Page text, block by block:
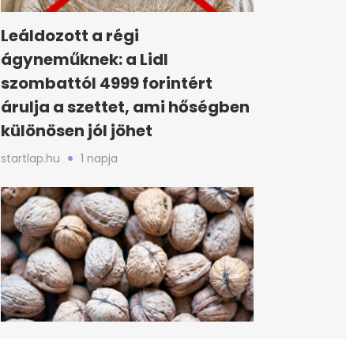
Leáldozott a régi
ágyneműknek: a Lidl
szombattól 4999 forintért
árulja a szettet, ami hőségben
különösen jól jöhet
startlap.hu 1 napja